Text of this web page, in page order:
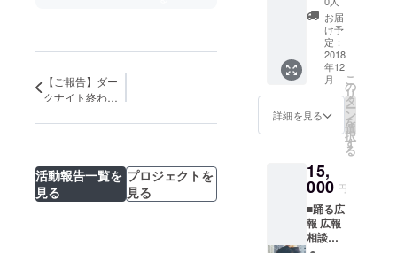
【ご報告】ダー
クナイト終わり
活動報告一覧を
見る
プロジェクトを
見る
ニー)を
毎月第2
火曜に
BnA
hotel
Koenji
の地下
にて開
一つ上
げてい
る ま
た、カ
レー
屋、展
身の作
品の見
せ方に
インス
タレー
ション
を加え
ながら
毎度形
を変え
動をし
てい
る。 ま
た、お
客様に
心行く
湯のひ
とは 石
井美帆
さんが
デザイ
ン 普段
着でも
着れる
＋遊び
心ある
ン を
テーマ
にして
いま
す！ ▽
当日は
ント、
その名
もコン
テン
ターテ
イメン
トをう
たうダ
タブ
NY】を
し、振
付家と
して活
ターン
商品
は、 踊
る銭湯
オリジ
ナルア
ロマ
「ファ
ク」の
２種類
をプレ
ゼン
ト。 ご
自宅で
な香り
でMyス
プレー
ボトル
を作ろ
うWS〜
東京都
内にて
開催。
日程は
での開
催とな
りま
す。購
入後に
日程相
お届
け予
定：
2018
年12
月
詳細を見る
こ
の
リ
タ
ー
ン
を
選
択
す
る
15,
000 円
■踊る広
報 広報
相談に